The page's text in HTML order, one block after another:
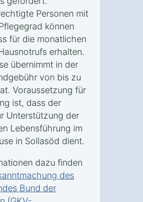
Personen mit
können
für die monatlichen
erhalten.
übernimmt in der
von bis zu
Voraussetzung für
ist, dass der
Unterstützung der
Lebensführung im
in Sollasöd dient.
dazu finden
des
Bund der